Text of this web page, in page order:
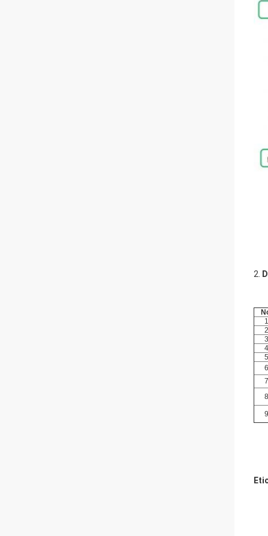
2.
1
2
3
4
5
6
7
8
9